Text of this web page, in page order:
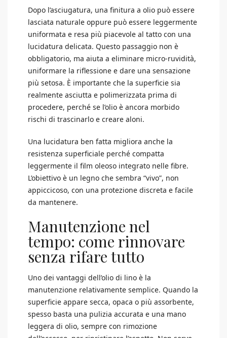
Dopo l’asciugatura, una finitura a olio può essere
lasciata naturale oppure può essere leggermente
uniformata e resa più piacevole al tatto con una
lucidatura delicata. Questo passaggio non è
obbligatorio, ma aiuta a eliminare micro-ruvidità,
uniformare la riflessione e dare una sensazione
più setosa. È importante che la superficie sia
realmente asciutta e polimerizzata prima di
procedere, perché se l’olio è ancora morbido
rischi di trascinarlo e creare aloni.
Una lucidatura ben fatta migliora anche la
resistenza superficiale perché compatta
leggermente il film oleoso integrato nelle fibre.
L’obiettivo è un legno che sembra “vivo”, non
appiccicoso, con una protezione discreta e facile
da mantenere.
Manutenzione nel
tempo: come rinnovare
senza rifare tutto
Uno dei vantaggi dell’olio di lino è la
manutenzione relativamente semplice. Quando la
superficie appare secca, opaca o più assorbente,
spesso basta una pulizia accurata e una mano
leggera di olio, sempre con rimozione